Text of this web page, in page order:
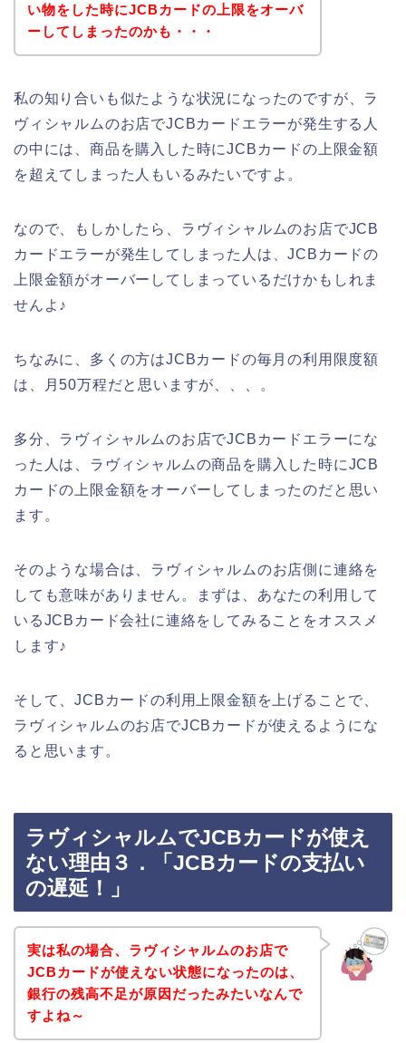
い物をした時にJCBカードの上限をオーバ
ーしてしまったのかも・・・
私の知り合いも似たような状況になったのですが、ラ
ヴィシャルムのお店でJCBカードエラーが発生する人
の中には、商品を購入した時にJCBカードの上限金額
を超えてしまった人もいるみたいですよ。
なので、もしかしたら、ラヴィシャルムのお店でJCB
カードエラーが発生してしまった人は、JCBカードの
上限金額がオーバーしてしまっているだけかもしれま
せんよ♪
ちなみに、多くの方はJCBカードの毎月の利用限度額
は、月50万程だと思いますが、、、。
多分、ラヴィシャルムのお店でJCBカードエラーにな
った人は、ラヴィシャルムの商品を購入した時にJCB
カードの上限金額をオーバーしてしまったのだと思い
ます。
そのような場合は、ラヴィシャルムのお店側に連絡を
しても意味がありません。まずは、あなたの利用して
いるJCBカード会社に連絡をしてみることをオススメ
します♪
そして、JCBカードの利用上限金額を上げることで、
ラヴィシャルムのお店でJCBカードが使えるようにな
ると思います。
ラヴィシャルムでJCBカードが使え
ない理由３．「JCBカードの支払い
の遅延！」
実は私の場合、ラヴィシャルムのお店で
JCBカードが使えない状態になったのは、
銀行の残高不足が原因だったみたいなんで
すよね～